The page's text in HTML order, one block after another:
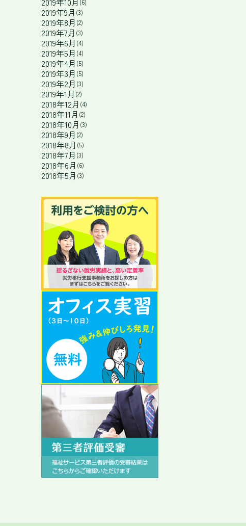
(6)
2019年9月 (3)
2019年8月 (2)
2019年7月 (3)
2019年6月 (4)
2019年5月 (4)
2019年4月 (5)
2019年3月 (5)
2019年2月 (3)
2019年1月 (2)
2018年12月 (4)
2018年11月 (2)
2018年10月 (3)
2018年9月 (2)
2018年8月 (5)
2018年7月 (3)
2018年6月 (6)
2018年5月 (3)